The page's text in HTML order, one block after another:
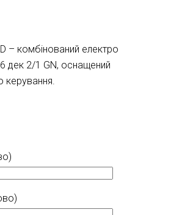
– комбінований електро
дек 2/1 GN, оснащений
керування.